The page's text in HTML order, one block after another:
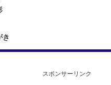
き
スポンサーリンク